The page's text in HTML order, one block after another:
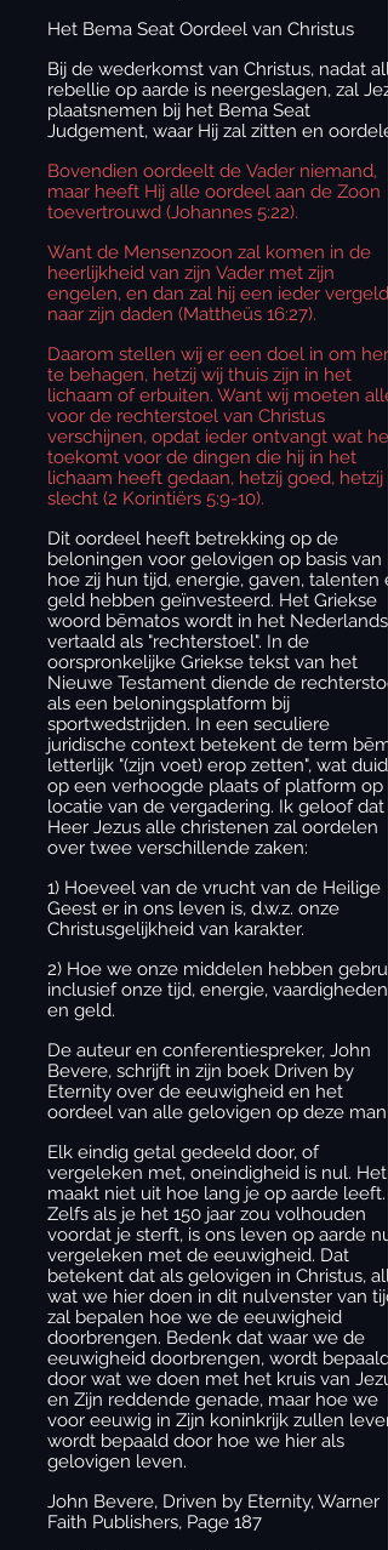
Het Bema Seat Oordeel van Christus
Bij de wederkomst van Christus, nadat
rebellie op aarde is neergeslagen, zal
plaatsnemen bij het Bema Seat
Judgement, waar Hij zal zitten en
Bovendien oordeelt de Vader niemand,
maar heeft Hij alle oordeel aan de Zoon
toevertrouwd (Johannes 5:22).
Want de Mensenzoon zal komen in de
heerlijkheid van zijn Vader met zijn
engelen, en dan zal hij een ieder
naar zijn daden (Mattheüs 16:27).
Daarom stellen wij er een doel in om
te behagen, hetzij wij thuis zijn in het
lichaam of erbuiten. Want wij moeten
voor de rechterstoel van Christus
verschijnen, opdat ieder ontvangt wat
toekomt voor de dingen die hij in het
lichaam heeft gedaan, hetzij goed, hetzij
slecht (2 Korintiërs 5:9-10).
Dit oordeel heeft betrekking op de
beloningen voor gelovigen op basis van
hoe zij hun tijd, energie, gaven, talenten
geld hebben geïnvesteerd. Het Griekse
woord bēmatos wordt in het Nederlands
vertaald als "rechterstoel". In de
oorspronkelijke Griekse tekst van het
Nieuwe Testament diende de
als een beloningsplatform bij
sportwedstrijden. In een seculiere
juridische context betekent de term
letterlijk "(zijn voet) erop zetten", wat duidt
op een verhoogde plaats of platform op
locatie van de vergadering. Ik geloof dat
Heer Jezus alle christenen zal oordelen
over twee verschillende zaken:
1) Hoeveel van de vrucht van de Heilige
Geest er in ons leven is, d.w.z. onze
Christusgelijkheid van karakter.
2) Hoe we onze middelen hebben
inclusief onze tijd, energie, vaardigheden
en geld.
De auteur en conferentiespreker, John
Bevere, schrijft in zijn boek Driven by
Eternity over de eeuwigheid en het
oordeel van alle gelovigen op deze
Elk eindig getal gedeeld door, of
vergeleken met, oneindigheid is nul. Het
maakt niet uit hoe lang je op aarde leeft.
Zelfs als je het 150 jaar zou volhouden
voordat je sterft, is ons leven op aarde nul
vergeleken met de eeuwigheid. Dat
betekent dat als gelovigen in Christus,
wat we hier doen in dit nulvenster van tijd
zal bepalen hoe we de eeuwigheid
doorbrengen. Bedenk dat waar we de
eeuwigheid doorbrengen, wordt bepaald
door wat we doen met het kruis van
en Zijn reddende genade, maar hoe we
voor eeuwig in Zijn koninkrijk zullen
wordt bepaald door hoe we hier als
gelovigen leven.
John Bevere, Driven by Eternity, Warner
Faith Publishers, Page 187